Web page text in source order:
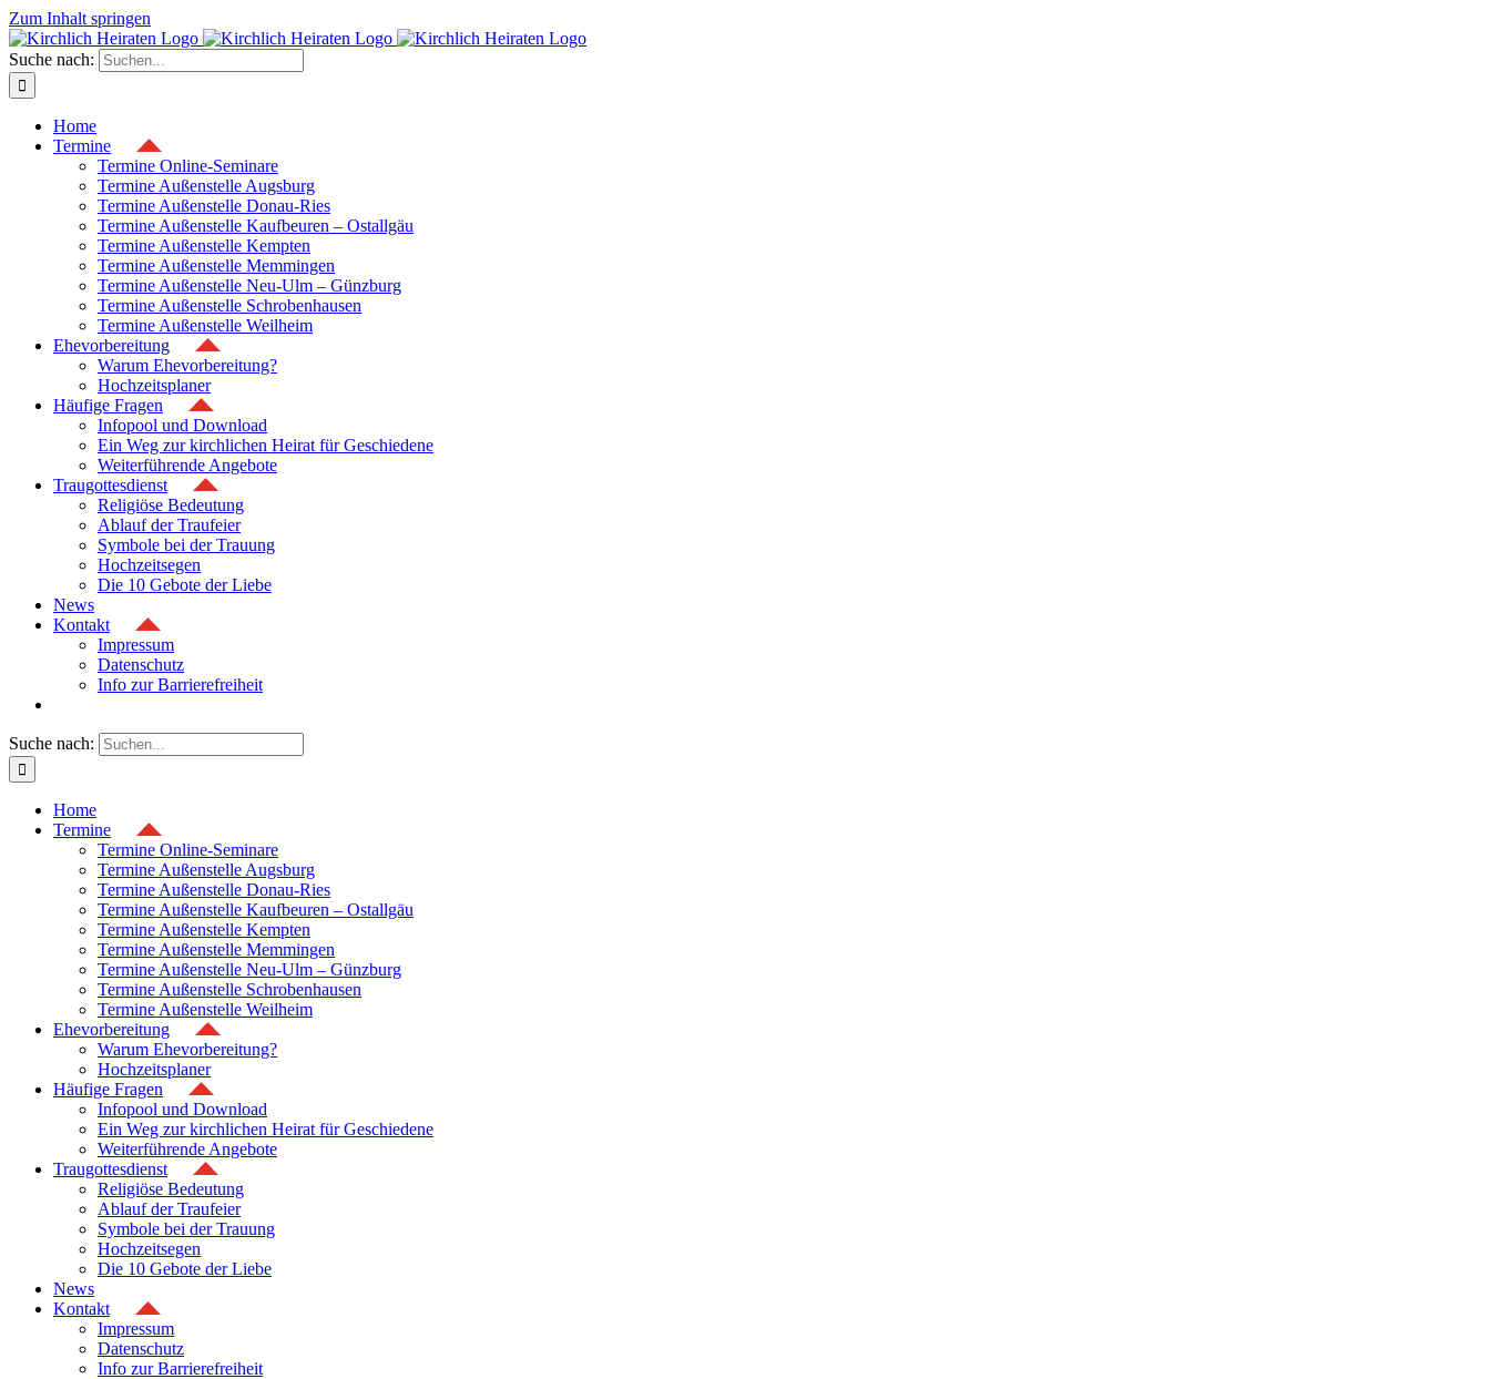
Zum Inhalt springen
Suche nach:
Home
Termine
Termine Online-Seminare
Termine Außenstelle Augsburg
Termine Außenstelle Donau-Ries
Termine Außenstelle Kaufbeuren – Ostallgäu
Termine Außenstelle Kempten
Termine Außenstelle Memmingen
Termine Außenstelle Neu-Ulm – Günzburg
Termine Außenstelle Schrobenhausen
Termine Außenstelle Weilheim
Ehevorbereitung
Warum Ehevorbereitung?
Hochzeitsplaner
Häufige Fragen
Infopool und Download
Ein Weg zur kirchlichen Heirat für Geschiedene
Weiterführende Angebote
Traugottesdienst
Religiöse Bedeutung
Ablauf der Traufeier
Symbole bei der Trauung
Hochzeitsegen
Die 10 Gebote der Liebe
News
Kontakt
Impressum
Datenschutz
Info zur Barrierefreiheit
Suche nach:
Home
Termine
Termine Online-Seminare
Termine Außenstelle Augsburg
Termine Außenstelle Donau-Ries
Termine Außenstelle Kaufbeuren – Ostallgäu
Termine Außenstelle Kempten
Termine Außenstelle Memmingen
Termine Außenstelle Neu-Ulm – Günzburg
Termine Außenstelle Schrobenhausen
Termine Außenstelle Weilheim
Ehevorbereitung
Warum Ehevorbereitung?
Hochzeitsplaner
Häufige Fragen
Infopool und Download
Ein Weg zur kirchlichen Heirat für Geschiedene
Weiterführende Angebote
Traugottesdienst
Religiöse Bedeutung
Ablauf der Traufeier
Symbole bei der Trauung
Hochzeitsegen
Die 10 Gebote der Liebe
News
Kontakt
Impressum
Datenschutz
Info zur Barrierefreiheit